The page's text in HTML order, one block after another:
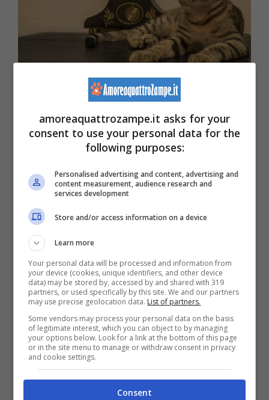
Certo, questo funziona quando il gatto ha
quella del gioco insieme, quella della nanna.
Ed il felino saprà sempre quando è arrivato il
momento di fare queste attività. Sesto senso
del gatto?
Non proprio, seppur di senso sembra
piccolo felino, aiutandolo, tra le varie tante
cose, ad orientarsi perfettamente nel corso
amoreaquattrozampe.it asks for your
consent to use your personal data for the
following purposes:
Personalised advertising and content, advertising and
content measurement, audience research and
services development
Store and/or access information on a device
Learn more
Your personal data will be processed and information from
your device (cookies, unique identifiers, and other device
data) may be stored by, accessed by and shared with 319
partners, or used specifically by this site. We and our partners
may use precise geolocation data. List of partners.
Some vendors may process your personal data on the basis
of legitimate interest, which you can object to by managing
your options below. Look for a link at the bottom of this page
or in the site menu to manage or withdraw consent in privacy
and cookie settings.
Consent